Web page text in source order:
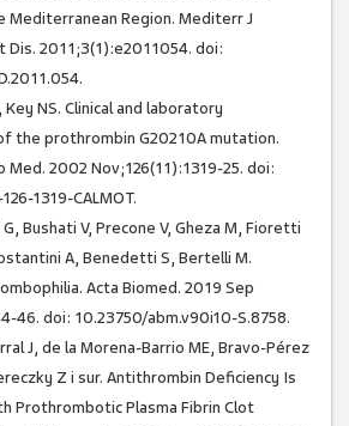
Mediterranean Region. Mediterr J
Dis. 2011;3(1):e2011054. doi:
Key NS. Clinical and laboratory
the prothrombin G20210A mutation.
Med. 2002 Nov;126(11):1319-25. doi:
1319-CALMOT.
Bushati V, Precone V, Gheza M, Fioretti
A, Benedetti S, Bertelli M.
Acta Biomed. 2019 Sep
46. doi: 10.23750/abm.v90i10-S.8758.
J, de la Morena-Barrio ME, Bravo-Pérez
Z i sur. Antithrombin Deficiency Is
Prothrombotic Plasma Fibrin Clot